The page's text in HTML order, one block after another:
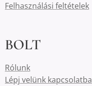
Felhasználási feltételek
BOLT
Rólunk
Lépj velünk kapcsolatba